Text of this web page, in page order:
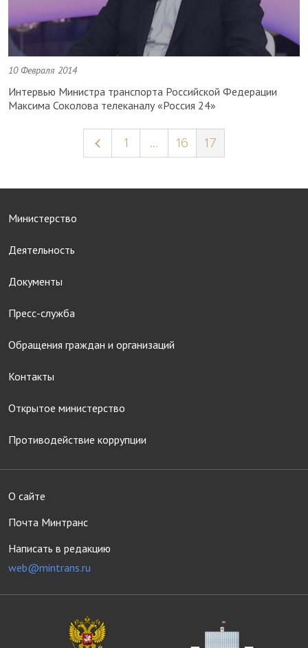
10 Февраля 2014
Интервью Министра транспорта Российской Федерации
Максима Соколова телеканалу «Россия 24»
1 ... 16 17
Министерство
Деятельность
Документы
Пресс-служба
Обращения граждан и организаций
Контакты
Открытое министерство
Противодействие коррупции
О сайте
Почта Минтранс
Написать в редакцию
web@mintrans.ru